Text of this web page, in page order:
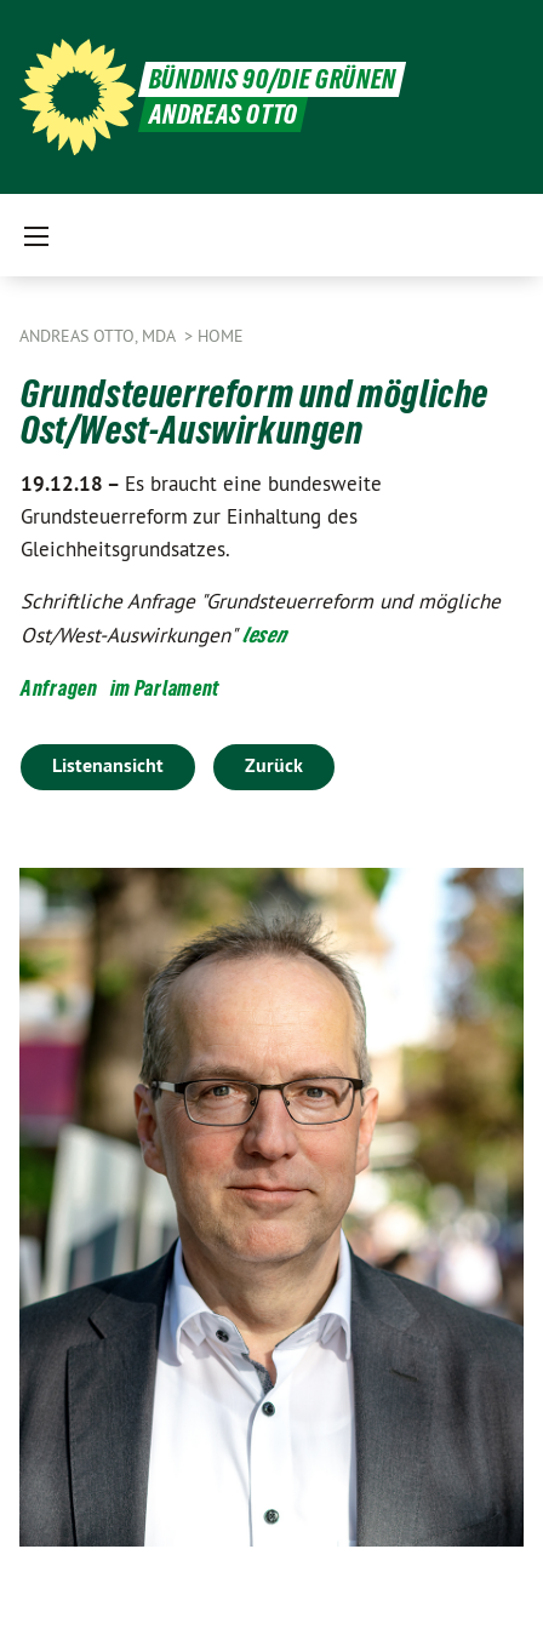
BÜNDNIS 90/DIE GRÜNEN
ANDREAS OTTO
ANDREAS OTTO, MDA HOME
Grundsteuerreform und mögliche
Ost/West-Auswirkungen
19.12.18 – Es braucht eine bundesweite
Grundsteuerreform zur Einhaltung des
Gleichheitsgrundsatzes.
Schriftliche Anfrage "Grundsteuerreform und mögliche
Ost/West-Auswirkungen"lesen
Anfragen im Parlament
Listenansicht Zurück